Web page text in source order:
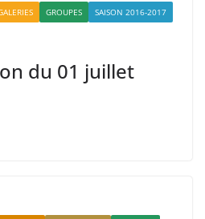
GROUPES SAISON 2016-2017
du 01 juillet